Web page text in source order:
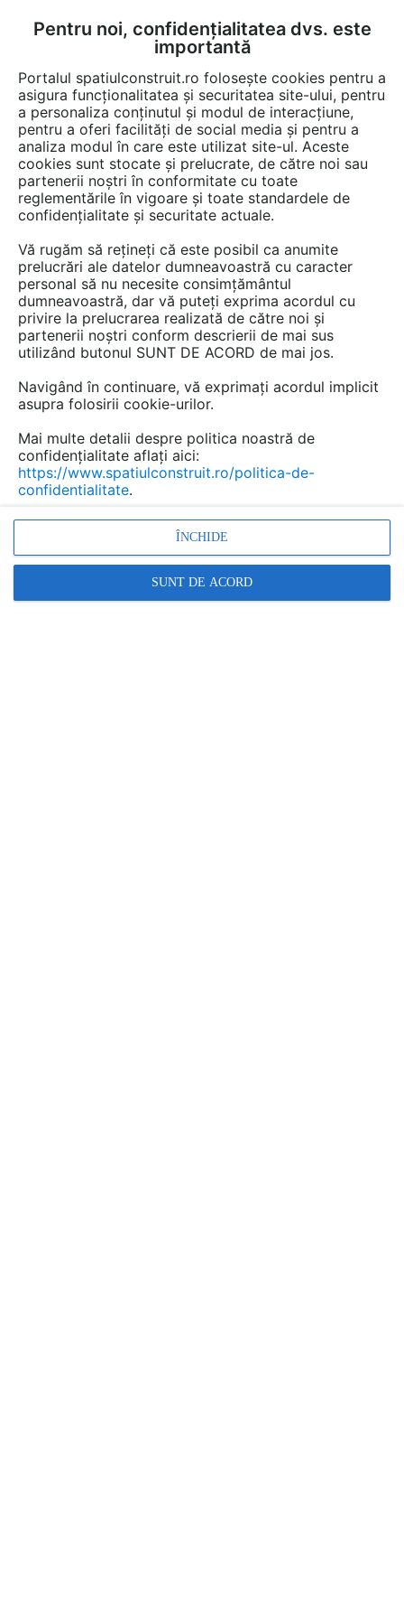
FĂ-ȚI CONT LOGIN
CUM SE FACE
EȘTI AICI: Documentații Fise tehnice Pardoseli de interior Plinte, profile,
Fisa tehnica - Profilele pentru rosturi
HCJ Cosinus Slide
Limba: Engleza
171 afisari
Tip documentatie: Fisa tehnica Salvează pdf
Pentru noi, confidențialitatea dvs. este
importantă
Portalul spatiulconstruit.ro folosește cookies pentru a
asigura funcționalitatea și securitatea site-ului, pentru
a personaliza conținutul și modul de interacțiune,
pentru a oferi facilități de social media și pentru a
analiza modul în care este utilizat site-ul. Aceste
cookies sunt stocate și prelucrate, de către noi sau
partenerii noștri în conformitate cu toate
reglementările în vigoare și toate standardele de
confidențialitate și securitate actuale.
Vă rugăm să rețineți că este posibil ca anumite
prelucrări ale datelor dumneavoastră cu caracter
personal să nu necesite consimțământul
dumneavoastră, dar vă puteți exprima acordul cu
privire la prelucrarea realizată de către noi și
partenerii noștri conform descrierii de mai sus
utilizând butonul SUNT DE ACORD de mai jos.
Navigând în continuare, vă exprimați acordul implicit
asupra folosirii cookie-urilor.
Mai multe detalii despre politica noastră de
confidențialitate aflați aici:
https://www.spatiulconstruit.ro/politica-de-
confidentialitate.
ÎNCHIDE
SUNT DE ACORD